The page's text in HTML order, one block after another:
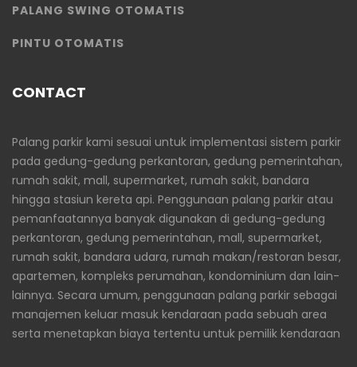
PALANG SWING OTOMATIS
PINTU OTOMATIS
CONTACT
Palang parkir kami sesuai untuk implementasi sistem parkir
pada gedung-gedung perkantoran, gedung pemerintahan,
rumah sakit, mall, supermarket, rumah sakit, bandara
hingga stasiun kereta api. Penggunaan palang parkir atau
pemanfaatannya banyak digunakan di gedung-gedung
perkantoran, gedung pemerintahan, mall, supermarket,
rumah sakit, bandara udara, rumah makan/restoran besar,
apartemen, kompleks perumahan, kondominium dan lain-
lainnya. Secara umum, penggunaan palang parkir sebagai
manajemen keluar masuk kendaraan pada sebuah area
serta menetapkan biaya tertentu untuk pemilik kendaraan